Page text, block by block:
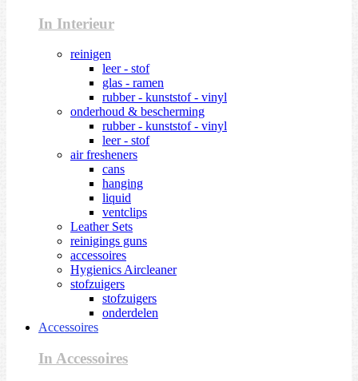
In Interieur
reinigen
leer - stof
glas - ramen
rubber - kunststof - vinyl
onderhoud & bescherming
rubber - kunststof - vinyl
leer - stof
air fresheners
cans
hanging
liquid
ventclips
Leather Sets
reinigings guns
accessoires
Hygienics Aircleaner
stofzuigers
stofzuigers
onderdelen
Accessoires
In Accessoires